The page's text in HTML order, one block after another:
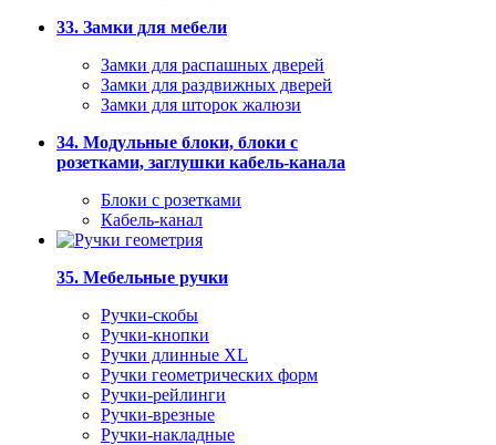
33. Замки для мебели
Замки для распашных дверей
Замки для раздвижных дверей
Замки для шторок жалюзи
34. Модульные блоки, блоки с
розетками, заглушки кабель-канала
Блоки с розетками
Кабель-канал
35. Мебельные ручки
Ручки-скобы
Ручки-кнопки
Ручки длинные XL
Ручки геометрических форм
Ручки-рейлинги
Ручки-врезные
Ручки-накладные